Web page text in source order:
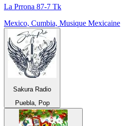
La Prrona 87-7 Tk
Mexico, Cumbia, Musique Mexicaine
Sakura Radio
Puebla, Pop